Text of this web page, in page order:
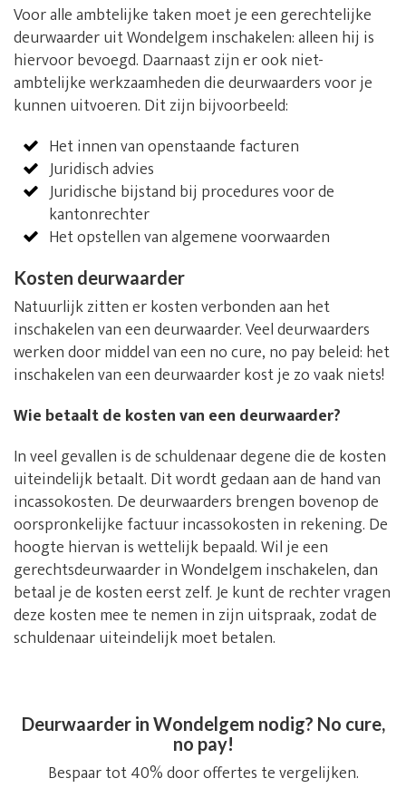
Voor alle ambtelijke taken moet je een gerechtelijke
deurwaarder uit Wondelgem inschakelen: alleen hij is
hiervoor bevoegd. Daarnaast zijn er ook niet-
ambtelijke werkzaamheden die deurwaarders voor je
kunnen uitvoeren. Dit zijn bijvoorbeeld:
Het innen van openstaande facturen
Juridisch advies
Juridische bijstand bij procedures voor de
kantonrechter
Het opstellen van algemene voorwaarden
Kosten deurwaarder
Natuurlijk zitten er kosten verbonden aan het
inschakelen van een deurwaarder. Veel deurwaarders
werken door middel van een no cure, no pay beleid: het
inschakelen van een deurwaarder kost je zo vaak niets!
Wie betaalt de kosten van een deurwaarder?
In veel gevallen is de schuldenaar degene die de kosten
uiteindelijk betaalt. Dit wordt gedaan aan de hand van
incassokosten. De deurwaarders brengen bovenop de
oorspronkelijke factuur incassokosten in rekening. De
hoogte hiervan is wettelijk bepaald. Wil je een
gerechtsdeurwaarder in Wondelgem inschakelen, dan
betaal je de kosten eerst zelf. Je kunt de rechter vragen
deze kosten mee te nemen in zijn uitspraak, zodat de
schuldenaar uiteindelijk moet betalen.
Deurwaarder in Wondelgem nodig? No cure,
no pay!
Bespaar tot 40% door offertes te vergelijken.